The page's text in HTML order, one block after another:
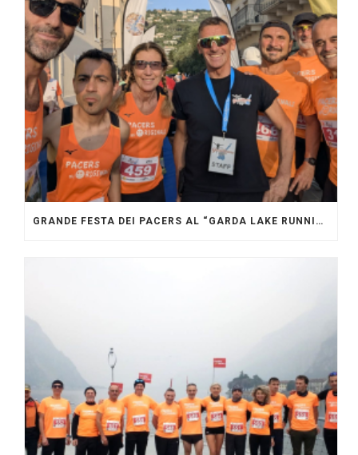
GRANDE FESTA DEI PACERS AL “GARDA LAKE RUNNING FESTIVAL”